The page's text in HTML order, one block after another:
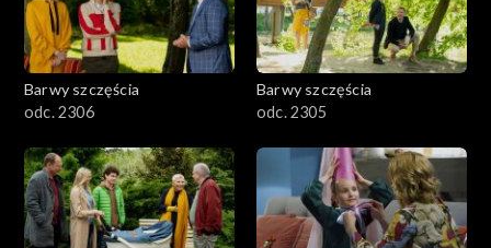
Barwy szczęścia
odc. 2306
Barwy szczęścia
odc. 2305